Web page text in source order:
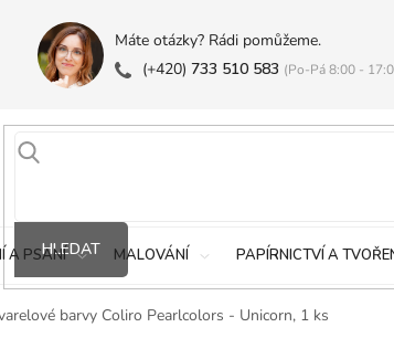
Máte otázky? Rádi pomůžeme.
(+420) 733 510 583 (Po-Pá 8:00 -
HLEDAT
A PSANÍ MALOVÁNÍ PAPÍRNICTVÍ A
barvy Coliro Pearlcolors - Unicorn, 1 ks